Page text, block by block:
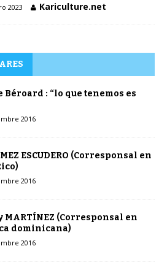
2023 Kariculture.net
Béroard : “lo que tenemos es
2016
ESCUDERO (Corresponsal en
2016
MARTÍNEZ (Corresponsal en
dominicana)
2016